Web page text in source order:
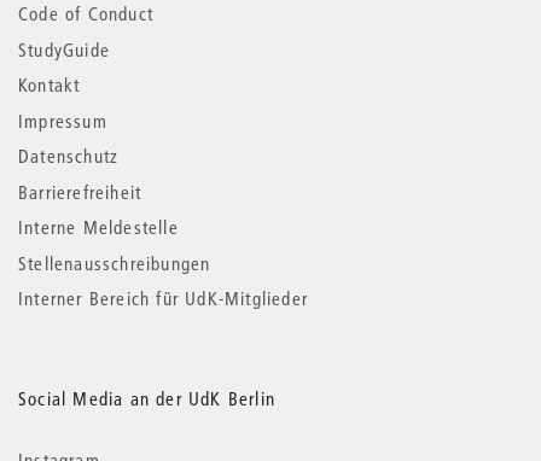
Code of Conduct
StudyGuide
Kontakt
Impressum
Datenschutz
Barrierefreiheit
Interne Meldestelle
Stellenausschreibungen
Interner Bereich für UdK-Mitglieder
Social Media an der UdK Berlin